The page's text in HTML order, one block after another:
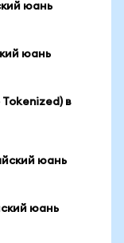
юань
юань
в
юань
юань